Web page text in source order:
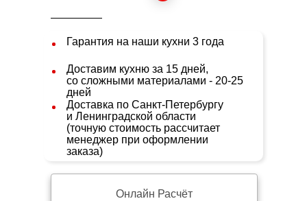
Онлайн Расчёт
Доставим кухню за 15 дней,
со сложными материалами - 20-25
дней
Доставка по Санкт-Петербургу
и Ленинградской области
(точную стоимость рассчитает
менеджер при оформлении
заказа)
Гарантия на наши кухни 3 года